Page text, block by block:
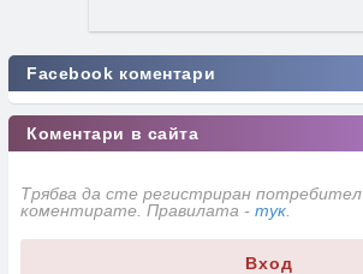
Facebook коментари
Коментари в сайта
Трябва да сте регистриран
коментирате. Правилата - тук
Вход